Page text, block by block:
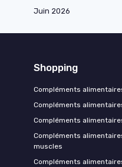
Juin 2026
Shopping
Compléments
Compléments
Compléments
Compléments
muscles
Compléments